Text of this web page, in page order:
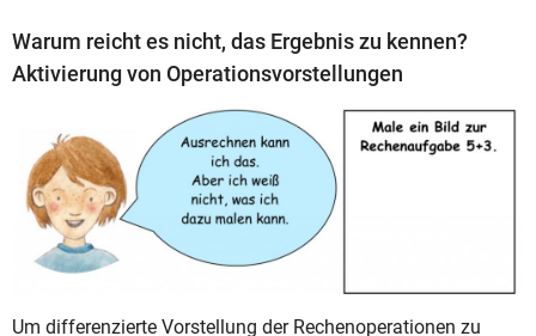
Warum reicht es nicht, das Ergebnis zu kennen?
Aktivierung von Operationsvorstellungen
Um differenzierte Vorstellung der Rechenoperationen zu